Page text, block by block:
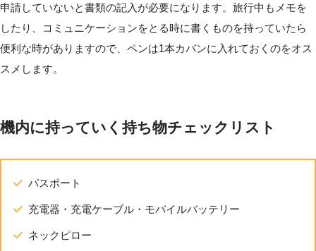
申請していないと書類の記入が必要になります。旅行中もメモを
したり、コミュニケーションをとる時に書くものを持っていたら
便利な時がありますので、ペンは1本カバンに入れておくのをオス
スメします。
機内に持っていく持ち物チェックリスト
パスポート
充電器・充電ケーブル・モバイルバッテリー
ネックピロー